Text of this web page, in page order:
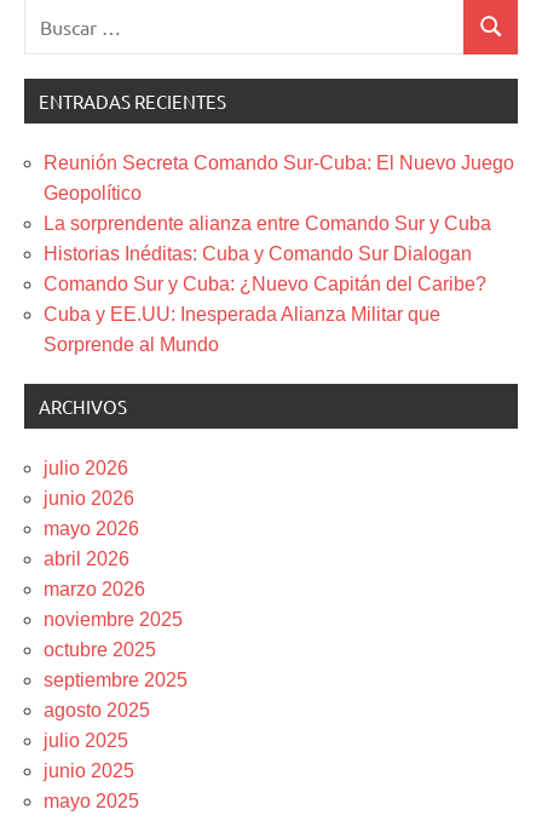
Buscar
ENTRADAS RECIENTES
Reunión Secreta Comando Sur-Cuba: El Nuevo Juego
Geopolítico
La sorprendente alianza entre Comando Sur y Cuba
Historias Inéditas: Cuba y Comando Sur Dialogan
Comando Sur y Cuba: ¿Nuevo Capitán del Caribe?
Cuba y EE.UU: Inesperada Alianza Militar que
Sorprende al Mundo
ARCHIVOS
julio 2026
junio 2026
mayo 2026
abril 2026
marzo 2026
noviembre 2025
octubre 2025
septiembre 2025
agosto 2025
julio 2025
junio 2025
mayo 2025